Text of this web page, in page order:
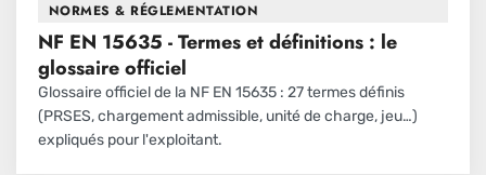
NORMES & RÉGLEMENTATION
NF EN 15635 - Termes et définitions : le
glossaire officiel
Glossaire officiel de la NF EN 15635 : 27 termes définis
(PRSES, chargement admissible, unité de charge, jeu…)
expliqués pour l'exploitant.